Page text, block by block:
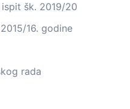
šk. 2019/20
16. godine
rada